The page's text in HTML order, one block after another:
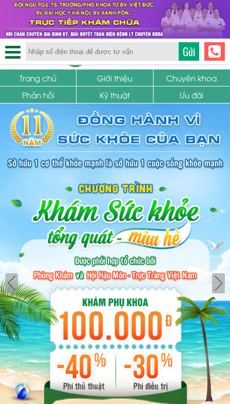
TRUNG TÂM PHỤ KHOA
SỨC KHỎE SINH SẢN
Trang chủ Giới thiệu
Chuyên khoa
Phản hồi
Kỹ thuật Ưu đãi
Gửi